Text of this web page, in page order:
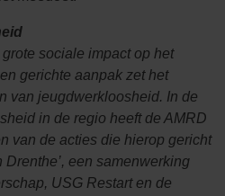
sociale impact op het
gerichte aanpak zet het
van jeugdwerkloosheid. In de
in de regio heeft de AMRD
van de acties die hierop gericht
Drenthe’, een samenwerking
USG Restart en de